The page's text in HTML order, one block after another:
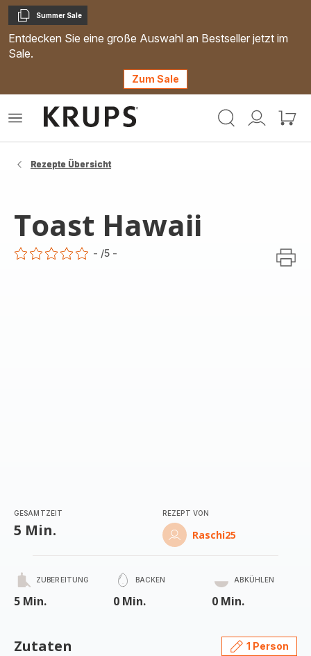
Kopieren
Summer Sale
Entdecken Sie eine große Auswahl an Bestseller jetzt im
Sale.
Zum Sale
Mein
Mein
Das
Rezepte Übersicht
Toast Hawaii
- /5 -
GESAMTZEIT
5 Min.
REZEPT VON
Raschi25
ZUBEREITUNG
5 Min.
BACKEN
0 Min.
ABKÜHLEN
0 Min.
Zutaten 1 Person